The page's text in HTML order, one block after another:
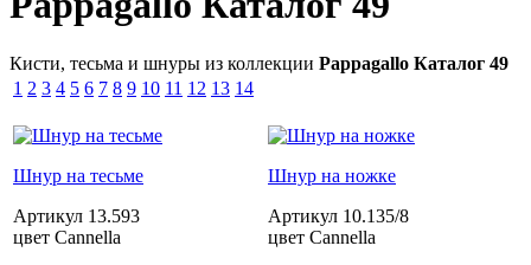
Кисти, тесьма и шнуры из коллекции Pappagallo Каталог 49
1 2 3 4 5 6 7 8 9 10 11 12 13 14
Шнур на тесьме
Артикул 13.593
цвет Cannella
Шнур на ножке
Артикул 10.135/8
цвет Cannella